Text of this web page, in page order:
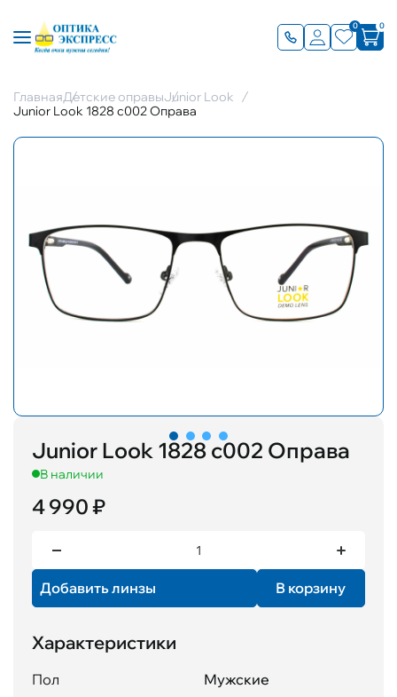
0 0
ГлавнаяДетские оправыJunior Look
Junior Look 1828 c002 Оправа
Junior Look 1828 c002 Оправа
В наличии
4 990 ₽
Добавить линзы В корзину
Характеристики
Пол Мужские